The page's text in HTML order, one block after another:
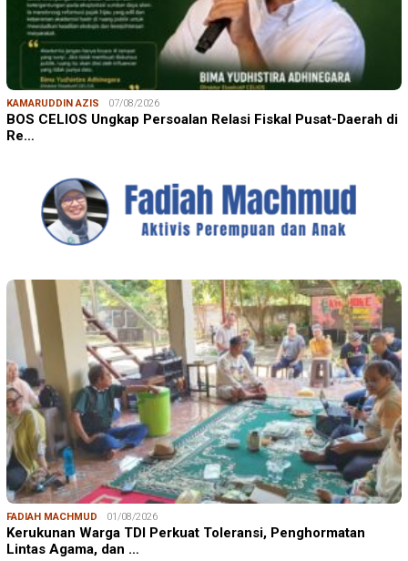
KAMARUDDIN AZIS 07/08/2026
BOS CELIOS Ungkap Persoalan Relasi Fiskal Pusat-Daerah di
Re…
FADIAH MACHMUD 01/08/2026
Kerukunan Warga TDI Perkuat Toleransi, Penghormatan
Lintas Agama, dan …